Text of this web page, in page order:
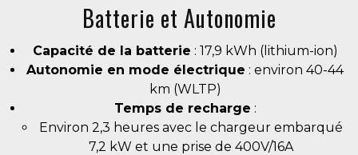
Batterie et Autonomie
Capacité de la batterie : 17,9 kWh (lithium-ion)
Autonomie en mode électrique : environ 40-44
km (WLTP)
Temps de recharge :
Environ 2,3 heures avec le chargeur embarqué
7,2 kW et une prise de 400V/16A